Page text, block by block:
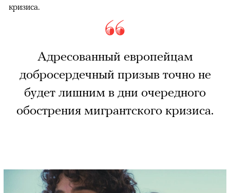
кризиса.
Адресованный европейцам
добросердечный призыв точно не
будет лишним в дни очередного
обострения мигрантского кризиса.